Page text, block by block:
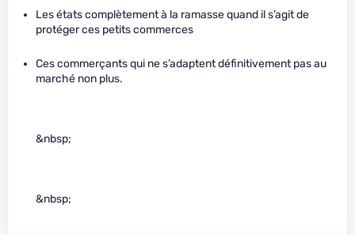
Les états complètement à la ramasse quand il s’agit de
protéger ces petits commerces
Ces commerçants qui ne s’adaptent définitivement pas au
marché non plus.
&nbsp;
&nbsp;